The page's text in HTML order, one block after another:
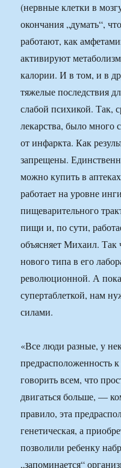
(нервные клетки в
окончания „думать“,
работают, как
активируют
калории. И в том, и в
тяжелые последствия
слабой психикой. Так,
лекарства, было много
от инфаркта. Как
запрещены.
можно купить в
работает на уровне
пищеварительного
пищи и, по сути,
объясняет Михаил. Так
нового типа в его
революционной. А
супертаблеткой, нам
силами.
«Все люди разные, у
предрасположенность
говорить всем, что
двигаться больше, —
правило, эта
генетическая, а
позволили ребенку
„запоминается“